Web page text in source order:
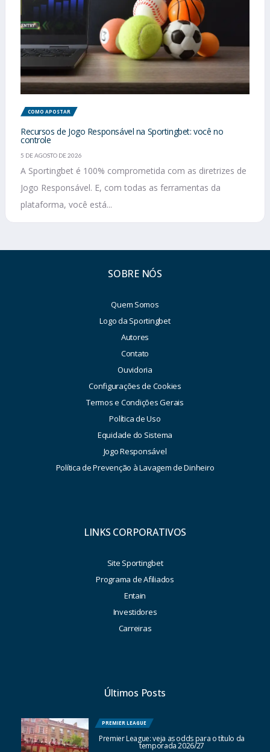
COMO APOSTAR
Recursos de Jogo Responsável na Sportingbet: você no
controle
5 DE AGOSTO DE 2026
A Sportingbet é 100% comprometida com as diretrizes de
Jogo Responsável. E, com todas as ferramentas da
plataforma, você está...
SOBRE NÓS
Quem Somos
Logo da Sportingbet
Autores
Contato
Ouvidoria
Configurações de Cookies
Termos e Condições Gerais
Política de Uso
Equidade do Sistema
Jogo Responsável
Política de Prevenção à Lavagem de Dinheiro
LINKS CORPORATIVOS
Site Sportingbet
Programa de Afiliados
Entain
Investidores
Carreiras
Últimos Posts
PREMIER LEAGUE
Premier League: veja as odds para o título da
temporada 2026/27